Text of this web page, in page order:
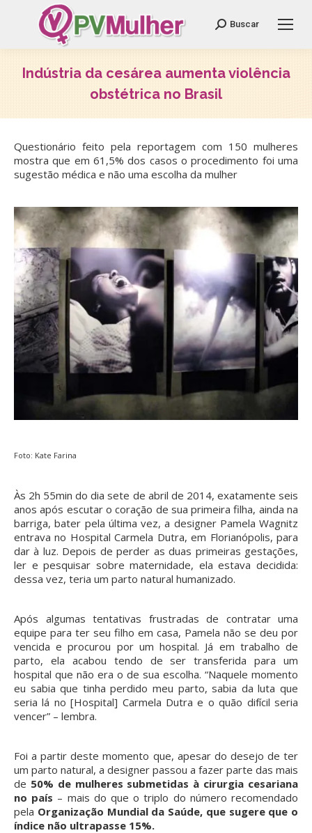
Search:
Buscar
Indústria da cesárea aumenta violência
obstétrica no Brasil
Questionário feito pela reportagem com 150 mulheres
mostra que em 61,5% dos casos o procedimento foi uma
sugestão médica e não uma escolha da mulher
Foto: Kate Farina
Às 2h 55min do dia sete de abril de 2014, exatamente seis
anos após escutar o coração de sua primeira filha, ainda na
barriga, bater pela última vez, a designer Pamela Wagnitz
entrava no Hospital Carmela Dutra, em Florianópolis, para
dar à luz. Depois de perder as duas primeiras gestações,
ler e pesquisar sobre maternidade, ela estava decidida:
dessa vez, teria um parto natural humanizado.
Após algumas tentativas frustradas de contratar uma
equipe para ter seu filho em casa, Pamela não se deu por
vencida e procurou por um hospital. Já em trabalho de
parto, ela acabou tendo de ser transferida para um
hospital que não era o de sua escolha. “Naquele momento
eu sabia que tinha perdido meu parto, sabia da luta que
seria lá no [Hospital] Carmela Dutra e o quão difícil seria
vencer” – lembra.
Foi a partir deste momento que, apesar do desejo de ter
um parto natural, a designer passou a fazer parte das mais
de 50% de mulheres submetidas à cirurgia cesariana
no país – mais do que o triplo do número recomendado
pela Organização Mundial da Saúde, que sugere que o
índice não ultrapasse 15%.